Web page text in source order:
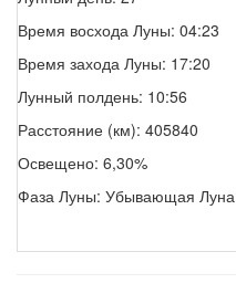
Время восхода Луны: 04:23
Время захода Луны: 17:20
Лунный полдень: 10:56
Расстояние (км): 405840
Освещено: 6,30%
Фаза Луны: Убывающая Луна